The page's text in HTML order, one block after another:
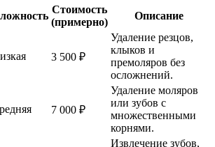
Стоимость
(примерно)
Описание
3 500 ₽
Удаление резцов,
клыков и
премоляров без
осложнений.
7 000 ₽
Удаление моляров
или зубов с
множественными
корнями.
Извлечение зубов,